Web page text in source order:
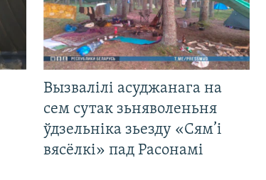
Вызвалілі асуджанага на
сем сутак зьняволеньня
ўдзельніка зьезду «Сям’і
вясёлкі» пад Расонамі